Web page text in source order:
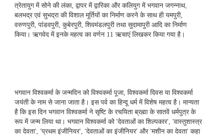
त्रेतायुग में सोने की लंका, द्वापर में द्वारिका और कलियुग में भगवान जगन्नाथ,
बलभद्र एवं सुभद्रा की विशाल मूर्तियों का निर्माण करने के साथ ही यमपुरी,
वरुणपुरी, पांडवपुरी, कुबेरपुरी, शिवमंडलपुरी तथा सुदामापुरी आदि का निर्माण
किया। ऋगवेद में इनके महत्व का वर्णन 11 ऋचाएं लिखकर किया गया है।
भगवान विश्‍वकर्मा के जन्‍मदिन को विश्‍वकर्मा पूजा, विश्‍वकर्मा दिवस या विश्‍वकर्मा
जयंती के नाम से जाना जाता है। इस पर्व का हिन्‍दू धर्म में विशेष महत्‍व है। मान्‍यता
है कि इस दिन भगवान विश्‍वकर्मा ने सृष्टि के रचयिता ब्रह्मा के सातवें धर्मपुत्र के
रूप में जन्‍म लिया था। भगवान विश्‍वकर्मा को 'देवताओं का शिल्‍पकार', 'वास्‍तुशास्‍त्र
का देवता', 'प्रथम इंजीनियर', 'देवताओं का इंजीनियर' और 'मशीन का देवता' कहा